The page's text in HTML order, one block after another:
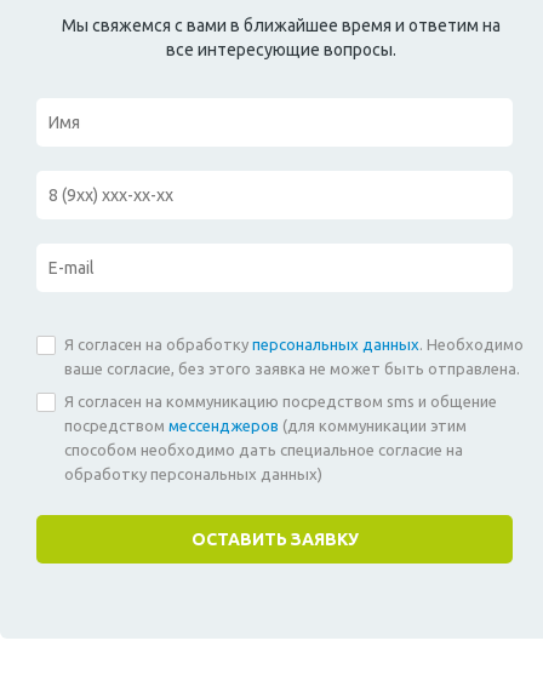
Мы свяжемся с вами в ближайшее время и ответим на
все интересующие вопросы.
Я согласен на обработку персональных данных. Необходимо
ваше согласие, без этого заявка не может быть отправлена.
Я согласен на коммуникацию посредством sms и общение
посредством мессенджеров (для коммуникации этим
способом необходимо дать специальное согласие на
обработку персональных данных)